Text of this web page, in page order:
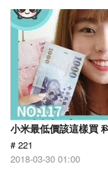
小米最低價該這樣買
# 221
2018-03-30 01:00